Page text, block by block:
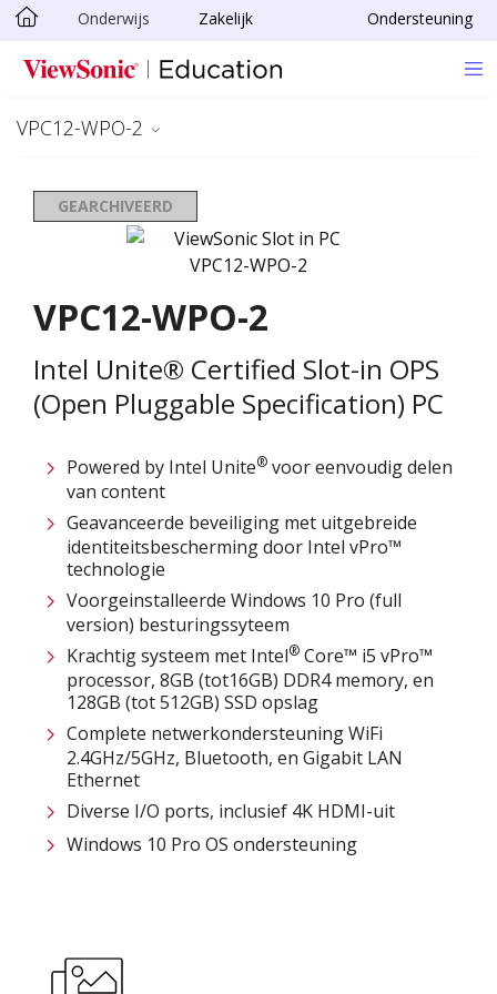
Ga naar hoofdinhoud
Onderwijs Zakelijk Ondersteuning
VPC12-WPO-2
GEARCHIVEERD
VPC12-WPO-2
Intel Unite® Certified Slot-in OPS
(Open Pluggable Specification) PC
Powered by Intel Unite® voor eenvoudig delen
van content
Geavanceerde beveiliging met uitgebreide
identiteitsbescherming door Intel vPro™
technologie
Voorgeinstalleerde Windows 10 Pro (full
version) besturingssyteem
Krachtig systeem met Intel® Core™ i5 vPro™
processor, 8GB (tot16GB) DDR4 memory, en
128GB (tot 512GB) SSD opslag
Complete netwerkondersteuning WiFi
2.4GHz/5GHz, Bluetooth, en Gigabit LAN
Ethernet
Diverse I/O ports, inclusief 4K HDMI-uit
Windows 10 Pro OS ondersteuning